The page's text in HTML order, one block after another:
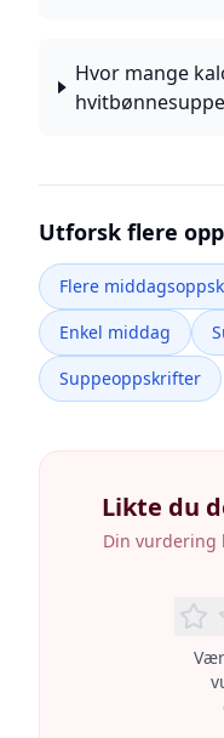
Hvor mange
Utforsk flere
Flere
Enkel middag
Suppeoppskrifter
Likte du
Din vurdering